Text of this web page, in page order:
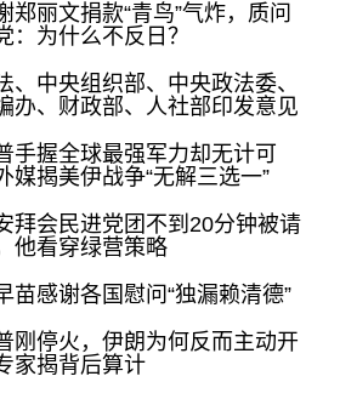
郑丽文捐款“青鸟”气炸，质问
：为什么不反日？
、中央组织部、中央政法委、
办、财政部、人社部印发意见
手握全球最强军力却无计可
媒揭美伊战争“无解三选一”
拜会民进党团不到20分钟被请
他看穿绿营策略
苗感谢各国慰问“独漏赖清德”
刚停火，伊朗为何反而主动开
家揭背后算计